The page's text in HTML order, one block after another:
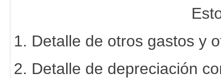
1. Detalle de otros gastos y
2. Detalle de depreciación